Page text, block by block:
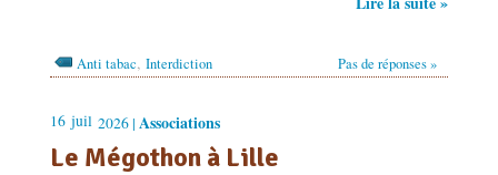
Pas de réponses »
Anti tabac, Interdiction
16 juil 2026 | Associations
Le Mégothon à Lille